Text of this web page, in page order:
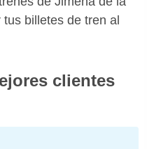
billetes de tren al
clientes